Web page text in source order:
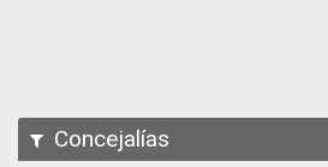
Concejalías